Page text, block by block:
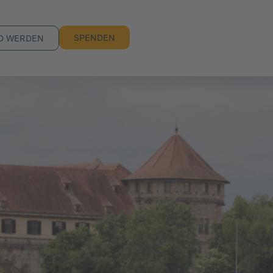
WERDEN SPENDEN